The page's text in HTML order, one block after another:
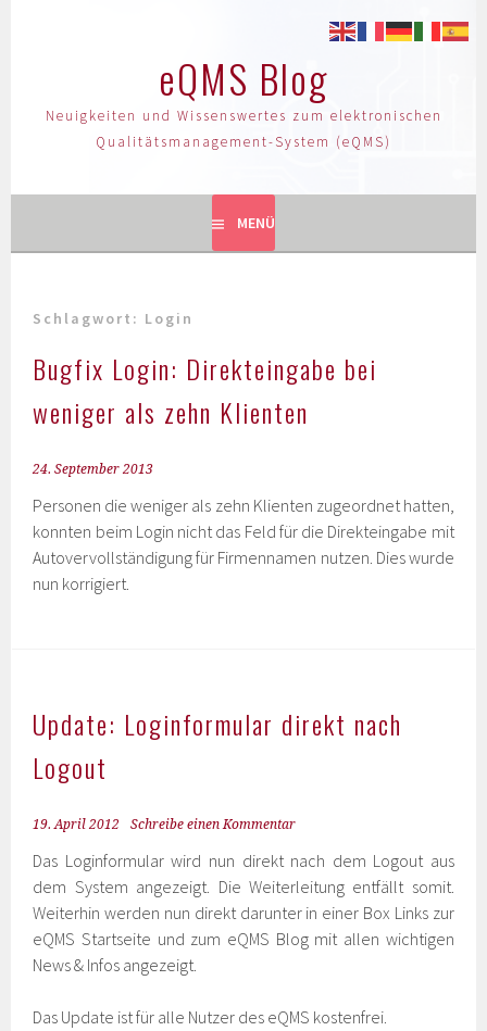
eQMS Blog
Neuigkeiten und Wissenswertes zum elektronischen
Qualitätsmanagement-System (eQMS)
MENÜ
Schlagwort: Login
Bugfix Login: Direkteingabe bei
weniger als zehn Klienten
24. September 2013
Personen die weniger als zehn Klienten zugeordnet hatten,
konnten beim Login nicht das Feld für die Direkteingabe mit
Autovervollständigung für Firmennamen nutzen. Dies wurde
nun korrigiert.
Update: Loginformular direkt nach
Logout
19. April 2012 Schreibe einen Kommentar
Das Loginformular wird nun direkt nach dem Logout aus
dem System angezeigt. Die Weiterleitung entfällt somit.
Weiterhin werden nun direkt darunter in einer Box Links zur
eQMS Startseite und zum eQMS Blog mit allen wichtigen
News & Infos angezeigt.
Das Update ist für alle Nutzer des eQMS kostenfrei.